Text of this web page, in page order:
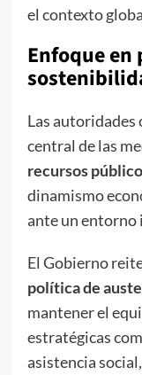
el contexto
Enfoque en
Las
central de las
recursos
dinamismo
ante un entorno
El Gobierno
política de
mantener el
estratégicas
asistencia